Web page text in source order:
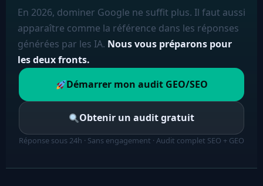
En 2026, dominer Google ne suffit plus. Il faut aussi
apparaître comme la référence dans les réponses
générées par les IA. Nous vous préparons pour
les deux fronts.
Démarrer mon audit GEO/SEO
Obtenir un audit gratuit
Réponse sous 24h · Sans engagement · Audit complet SEO + GEO